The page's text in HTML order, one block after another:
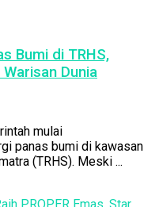
Bumi di TRHS,
Dunia
mulai
panas bumi di kawasan
(TRHS). Meski ...